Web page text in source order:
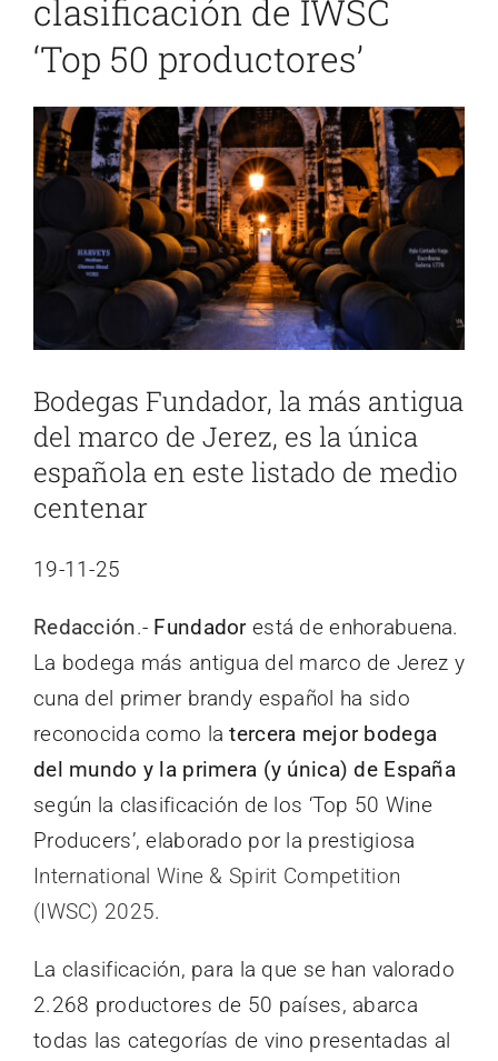
clasificación de IWSC
‘Top 50 productores’
Ver
imagen
más
grande
Bodegas Fundador, la más antigua
del marco de Jerez, es la única
española en este listado de medio
centenar
19-11-25
Redacción.- Fundadorestá de enhorabuena.
La bodega más antigua del marco de Jerez y
cuna del primer brandy español ha sido
reconocida como latercera mejor bodega
del mundo y la primera (y única) de España
según la clasificación de los ‘Top 50 Wine
Producers’, elaborado por la prestigiosa
International Wine & Spirit Competition
(IWSC) 2025.
La clasificación, para la que se han valorado
2.268 productores de 50 países, abarca
todas las categorías de vino presentadas al